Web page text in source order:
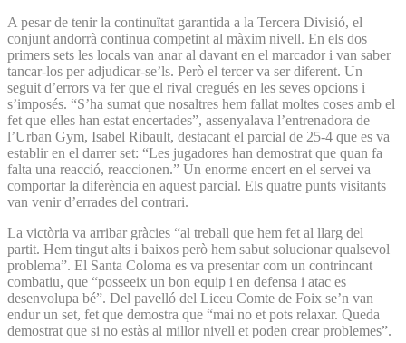
A pesar de tenir la continuïtat garantida a la Tercera Divisió, el
conjunt andorrà continua competint al màxim nivell. En els dos
primers sets les locals van anar al davant en el marcador i van saber
tancar-los per adjudicar-se’ls. Però el tercer va ser diferent. Un
seguit d’errors va fer que el rival cregués en les seves opcions i
s’imposés. “S’ha sumat que nosaltres hem fallat moltes coses amb el
fet que elles han estat encertades”, assenyalava l’entrenadora de
l’Urban Gym, Isabel Ribault, destacant el parcial de 25-4 que es va
establir en el darrer set: “Les jugadores han demostrat que quan fa
falta una reacció, reaccionen.” Un enorme encert en el servei va
comportar la diferència en aquest parcial. Els quatre punts visitants
van venir d’errades del contrari.
La victòria va arribar gràcies “al treball que hem fet al llarg del
partit. Hem tingut alts i baixos però hem sabut solucionar qualsevol
problema”. El Santa Coloma es va presentar com un contrincant
combatiu, que “posseeix un bon equip i en defensa i atac es
desenvolupa bé”. Del pavelló del Liceu Comte de Foix se’n van
endur un set, fet que demostra que “mai no et pots relaxar. Queda
demostrat que si no estàs al millor nivell et poden crear problemes”.